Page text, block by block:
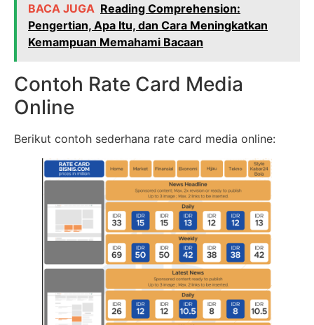
BACA JUGA Reading Comprehension:
Pengertian, Apa Itu, dan Cara Meningkatkan
Kemampuan Memahami Bacaan
Contoh Rate Card Media
Online
Berikut contoh sederhana rate card media online: